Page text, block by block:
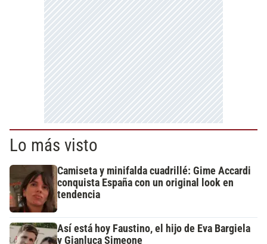
Lo más visto
Camiseta y minifalda cuadrillé: Gime Accardi
conquista España con un original look en
tendencia
Así está hoy Faustino, el hijo de Eva Bargiela
y Gianluca Simeone